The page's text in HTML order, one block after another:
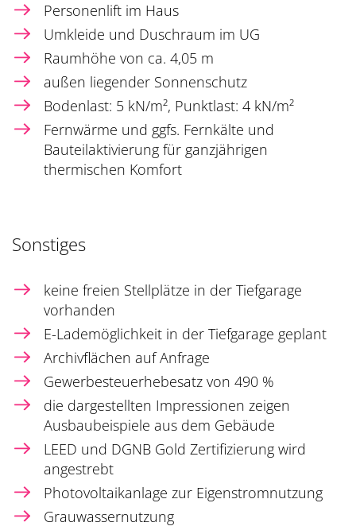
Personenlift im Haus
Umkleide und Duschraum im UG
Raumhöhe von ca. 4,05 m
außen liegender Sonnenschutz
Bodenlast: 5 kN/m², Punktlast: 4 kN/m²
Fernwärme und ggfs. Fernkälte und
Bauteilaktivierung für ganzjährigen
thermischen Komfort
Sonstiges
keine freien Stellplätze in der Tiefgarage
vorhanden
E-Lademöglichkeit in der Tiefgarage geplant
Archivflächen auf Anfrage
Gewerbesteuerhebesatz von 490 %
die dargestellten Impressionen zeigen
Ausbaubeispiele aus dem Gebäude
LEED und DGNB Gold Zertifizierung wird
angestrebt
Photovoltaikanlage zur Eigenstromnutzung
Grauwassernutzung